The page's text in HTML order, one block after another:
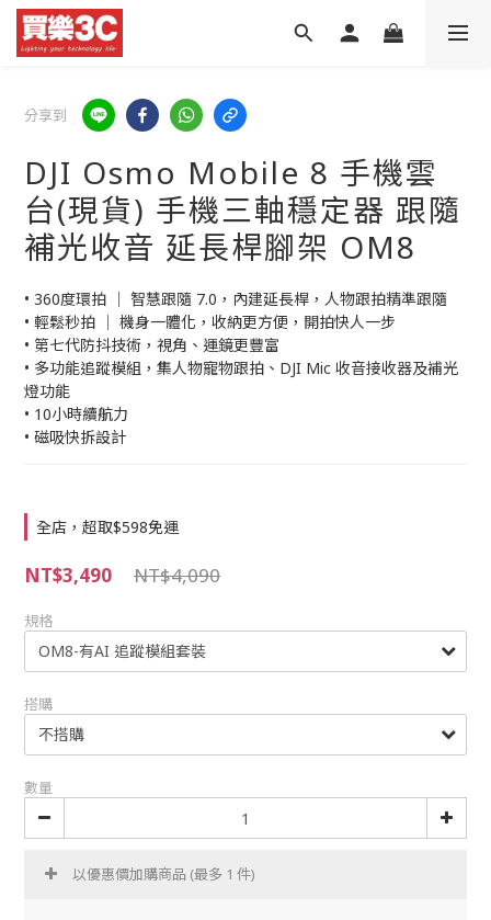
分享到
DJI Osmo Mobile 8 手機雲
台(現貨) 手機三軸穩定器 跟隨
補光收音 延長桿腳架 OM8
• 360度環拍 │ 智慧跟隨 7.0，內建延長桿，人物跟拍精準跟隨
• 輕鬆秒拍 │ 機身一體化，收納更方便，開拍快人一步
• 第七代防抖技術，視角、運鏡更豐富
• 多功能追蹤模組，集人物寵物跟拍、DJI Mic 收音接收器及補光
燈功能
• 10小時續航力
• 磁吸快拆設計
全店，超取$598免運
NT$4,090
NT$3,490
規格
搭購
數量
以優惠價加購商品 (最多 1 件)